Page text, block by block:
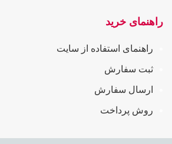
راهنمای خرید
راهنمای استفاده از سایت
ثبت سفارش
ارسال سفارش
روش پرداخت